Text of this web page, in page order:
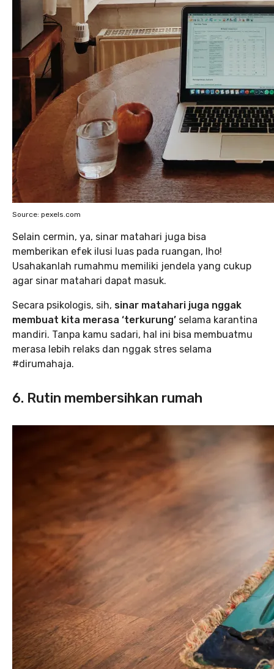
Source: pexels.com
Selain cermin, ya, sinar matahari juga bisa
memberikan efek ilusi luas pada ruangan, lho!
Usahakanlah rumahmu memiliki jendela yang cukup
agar sinar matahari dapat masuk.
Secara psikologis, sih, sinar matahari juga nggak
membuat kita merasa ‘terkurung’ selama karantina
mandiri. Tanpa kamu sadari, hal ini bisa membuatmu
merasa lebih relaks dan nggak stres selama
#dirumahaja.
6. Rutin membersihkan rumah